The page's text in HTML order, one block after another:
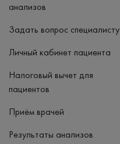
анализов
Задать вопрос специалисту
Личный кабинет пациента
Налоговый вычет для
пациентов
Приём врачей
Результаты анализов